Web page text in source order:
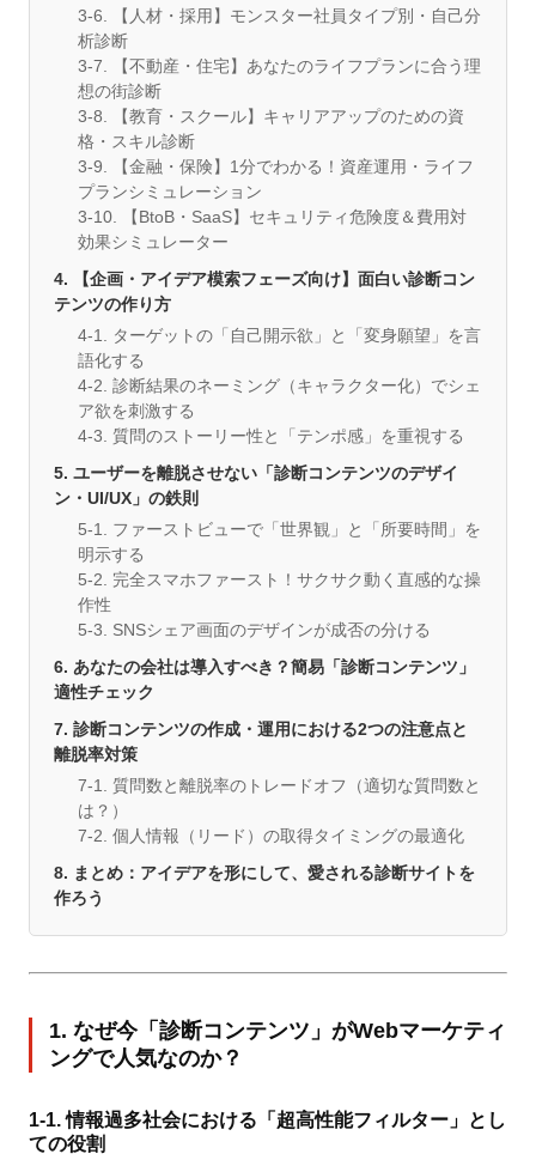
3-6. 【人材・採用】モンスター社員タイプ別・自己分
析診断
3-7. 【不動産・住宅】あなたのライフプランに合う理
想の街診断
3-8. 【教育・スクール】キャリアアップのための資
格・スキル診断
3-9. 【金融・保険】1分でわかる！資産運用・ライフ
プランシミュレーション
3-10. 【BtoB・SaaS】セキュリティ危険度＆費用対
効果シミュレーター
4. 【企画・アイデア模索フェーズ向け】面白い診断コン
テンツの作り方
4-1. ターゲットの「自己開示欲」と「変身願望」を言
語化する
4-2. 診断結果のネーミング（キャラクター化）でシェ
ア欲を刺激する
4-3. 質問のストーリー性と「テンポ感」を重視する
5. ユーザーを離脱させない「診断コンテンツのデザイ
ン・UI/UX」の鉄則
5-1. ファーストビューで「世界観」と「所要時間」を
明示する
5-2. 完全スマホファースト！サクサク動く直感的な操
作性
5-3. SNSシェア画面のデザインが成否の分ける
6. あなたの会社は導入すべき？簡易「診断コンテンツ」
適性チェック
7. 診断コンテンツの作成・運用における2つの注意点と
離脱率対策
7-1. 質問数と離脱率のトレードオフ（適切な質問数と
は？）
7-2. 個人情報（リード）の取得タイミングの最適化
8. まとめ：アイデアを形にして、愛される診断サイトを
作ろう
1. なぜ今「診断コンテンツ」がWebマーケティ
ングで人気なのか？
1-1. 情報過多社会における「超高性能フィルター」とし
ての役割